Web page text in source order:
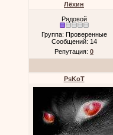
Лёхин
Рядовой
Группа: Проверенные
Сообщений: 14
Репутация: 0
PsKoT